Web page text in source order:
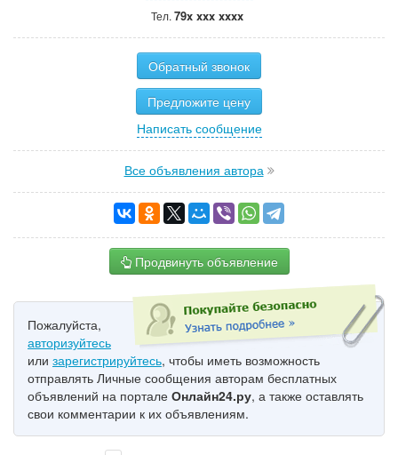
Тел. 79x xxx xxxx
Обратный звонок
Предложите цену
Написать сообщение
Все объявления автора
Продвинуть объявление
Пожалуйста,
авторизуйтесь
или зарегистрируйтесь, чтобы иметь возможность
отправлять Личные сообщения авторам бесплатных
объявлений на портале Онлайн24.ру, а также оставлять
свои комментарии к их объявлениям.